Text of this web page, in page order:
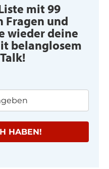
mit 99
Fragen und
wieder deine
belanglosem
HABEN!